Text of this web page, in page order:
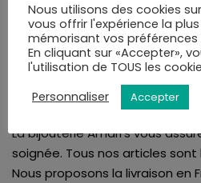
LIVRAISON AVIS (0)
La bijouterie Amari's vous
soignée. Tous nos articles sont
Nous proposons la livraison en
Nous utilisons des cookies
vous offrir l'expérience la
mémorisant vos préférences
En cliquant sur «Accepter»,
l'utilisation de TOUS les
Personnaliser
Accepter